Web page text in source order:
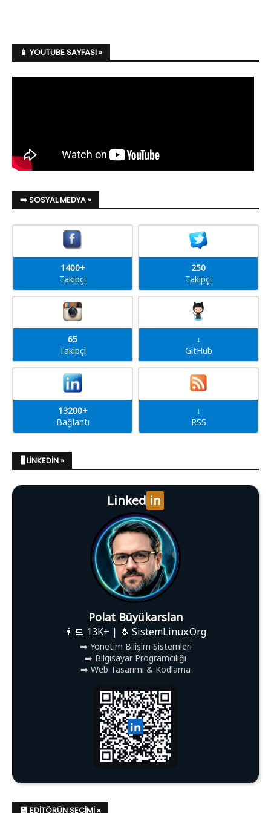
📱 YOUTUBE SAYFASI »
➡️ SOSYAL MEDYA »
1400+
Takipçi
250
Takipçi
65
Takipçi
↓
GitHub
13200+
Bağlantı
↓
RSS
🖥️ LINKEDIN »
Linked in
Polat Büyükarslan
👨‍💻 13K+ | 🐧 SistemLinux.Org
➡️ Yönetim Bilişim Sistemleri
➡️ Bilgisayar Programcılığı
➡️ Web Tasarımı & Kodlama
💾 EDITÖRÜN SEÇIMI »